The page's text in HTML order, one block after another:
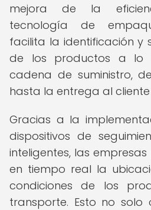
mejora de la
tecnología de
facilita la identificación y
de los productos a
cadena de suministro,
hasta la entrega al cliente
Gracias a la
dispositivos de
inteligentes, las
en tiempo real la
condiciones de los
transporte. Esto no solo